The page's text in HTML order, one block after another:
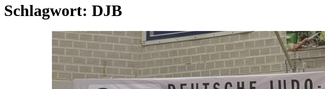
Schlagwort: DJB